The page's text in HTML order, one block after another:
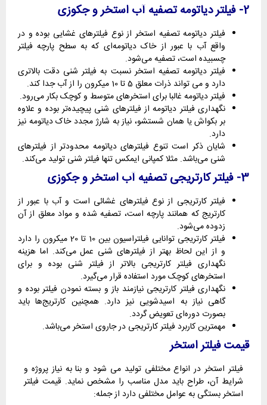
2- فیلتر دیاتومه تصفیه آب استخر و جکوزی
فیلتر دیاتومه تصفیه استخر از نوع فیلترهای غشایی بوده و در
واقع آب با عبور از خاک دیاتومه‌ای که به سطح پارچه فیلتر
چسبیده است، تصفیه می‌شود.
فیلتر دیاتومه تصفیه استخر نسبت به فیلتر شنی دقت بالاتری
دارد و می تواند ذرات معلق 5 تا 10 میکرون را از آب جدا کند.
فیلتر دیاتومه غالبا برای استخرهای متوسط و کوچک بکار می‌رود.
نگهداری فیلتر دیاتومه از فیلترهای شنی پیچیده‌تر بوده و علاوه
بر بکواش یا همان شستشو، نیاز به شارژ مجدد خاک دیاتومه نیز
دارد.
شایان ذکر است تنوع فیلترهای دیاتومه محدودتر از فیلترهای
شنی می‌باشد. مثلا کمپانی ایمکس تنها فیلتر شنی تولید می‌کند.
3- فیلتر کارتریجی تصفیه آب استخر و جکوزی
فیلتر کارتریجی از نوع فیلترهای غشائی است و آب با عبور از
کارتریج که همانند پارچه است، تصفیه شده و مواد معلق از آن
زدوده می‌شود.
فیلتر کارتریجی توانایی فیلتراسیون بین 10 تا 20 میکرون را دارد
و از این لحاظ بهتر از فیلترهای شنی عمل می‌کند. اما هزینه
نگهداری فیلتر کارتریجی بالاتر از فیلتر شنی بوده و برای
استخرهای کوچک مورد استفاده قرار می‌گیرد.
نگهداری فیلتر کارتریجی نیازمند باز و بسته نمودن فیلتر بوده و
گاهی نیاز به اسیدشویی نیز دارد. همچنین کارتریج‌ها باید
بصورت دوره‌ای تعویض گردد.
مهمترین کاربرد فیلتر کارتریجی در جاروی استخر می‌باشد.
قیمت فیلتر استخر
فیلتر استخر در انواع مختلفی تولید می شود و بنا به نیاز پروژه و
شرایط آن، طراح باید مدل مناسب را مشخص نماید. قیمت فیلتر
استخر بستگی به عوامل مختلفی دارد از جمله: